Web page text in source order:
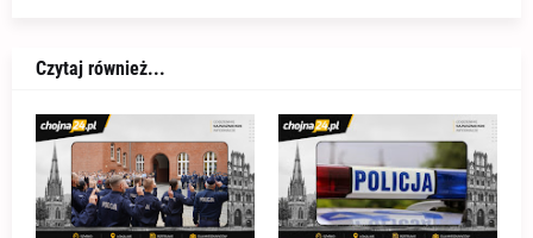
Czytaj również...